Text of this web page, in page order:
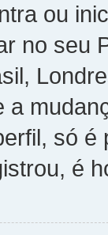
ou
no seu
a
só
é